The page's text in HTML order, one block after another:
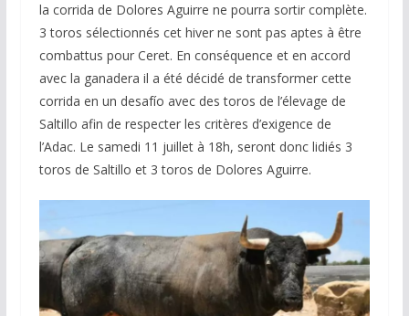
la corrida de Dolores Aguirre ne pourra sortir complète.
3 toros sélectionnés cet hiver ne sont pas aptes à être
combattus pour Ceret. En conséquence et en accord
avec la ganadera il a été décidé de transformer cette
corrida en un desafío avec des toros de l’élevage de
Saltillo afin de respecter les critères d’exigence de
l’Adac. Le samedi 11 juillet à 18h, seront donc lidiés 3
toros de Saltillo et 3 toros de Dolores Aguirre.